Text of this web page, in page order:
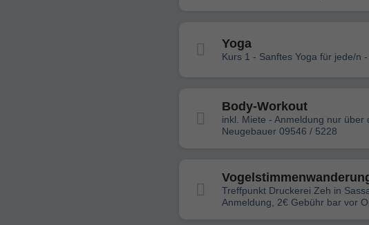
Yoga
Kurs 1 - Sanftes Yoga für jede/n
Body-Workout
inkl. Miete - Anmeldung nur über
Neugebauer 09546 / 5228
Treffpunkt Druckerei Zeh in
Anmeldung, 2€ Gebühr bar vor